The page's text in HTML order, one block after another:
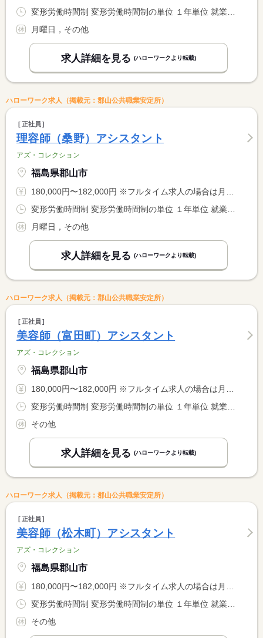
変形労働時間制 変形労働時間制の単位 １年単位 就業時間１ 9時00分〜19時00分 就業時間２ 9時30分〜19時30分 就業時間に関する特記事項 月平均労働時間１７２．９ｈ
月曜日，その他
求人詳細を見る (ハローワークより転載)
ハローワーク求人（掲載元：郡山公共職業安定所）
正社員
理容師（桑野）アシスタント
アズ・コレクション
福島県郡山市
180,000円〜182,000円 ※フルタイム求人の場合は月額（換算額）、パート求人の場合は時間額を表示しています。
変形労働時間制 変形労働時間制の単位 １年単位 就業時間１ 9時00分〜19時00分 就業時間２ 9時30分〜19時30分 就業時間に関する特記事項 月平均労働時間１７２．９ｈ
月曜日，その他
求人詳細を見る (ハローワークより転載)
ハローワーク求人（掲載元：郡山公共職業安定所）
正社員
美容師（富田町）アシスタント
アズ・コレクション
福島県郡山市
180,000円〜182,000円 ※フルタイム求人の場合は月額（換算額）、パート求人の場合は時間額を表示しています。
変形労働時間制 変形労働時間制の単位 １年単位 就業時間１ 9時30分〜19時30分 就業時間に関する特記事項 月平均労働時間１７２．９ｈ
その他
求人詳細を見る (ハローワークより転載)
ハローワーク求人（掲載元：郡山公共職業安定所）
正社員
美容師（松木町）アシスタント
アズ・コレクション
福島県郡山市
180,000円〜182,000円 ※フルタイム求人の場合は月額（換算額）、パート求人の場合は時間額を表示しています。
変形労働時間制 変形労働時間制の単位 １年単位 就業時間１ 9時30分〜19時30分 就業時間に関する特記事項 月平均労働時間１７２．９ｈ
その他